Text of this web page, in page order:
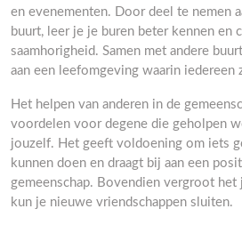
en evenementen. Door deel te nemen
buurt, leer je je buren beter kennen en
saamhorigheid. Samen met andere
aan een leefomgeving waarin iedereen
Het helpen van anderen in de
voordelen voor degene die geholpen
jouzelf. Het geeft voldoening om iets
kunnen doen en draagt bij aan een
gemeenschap. Bovendien vergroot
kun je nieuwe vriendschappen sluiten.